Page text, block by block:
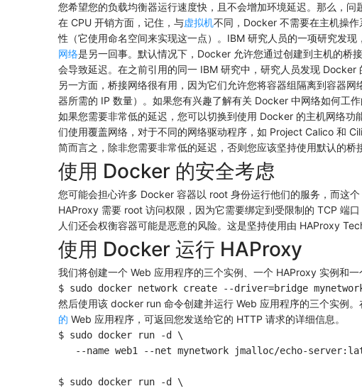
您希望您的负载均衡器运行速度快，且不会增加环境延迟。那么，
在 CPU 开销方面，记住，与虚拟机不同，Docker 不需要在主机操
性（它使用命名空间来实现这一点）。IBM 研究人员的一项研究发
网络是另一回事。默认情况下，Docker 允许您通过创建到主机的桥
会导致延迟。在之前引用的同一 IBM 研究中，研究人员发现
另一方面，桥接网络很有用，因为它们允许您将容器组隔离到容器
器所需的 IP 数量）。如果您有兴趣了解有关 Docker 中网络如何工
如果您需要非常低的延迟，您可以切换到使用 Docker 的主机网络
们使用覆盖网络，对于不同的网络驱动程序，如 Project Calico 和
简而言之，除非您需要非常低的延迟，否则您应该坚持使用默认的
使用 Docker 的安全考虑
您可能会担心许多 Docker 容器以 root 身份运行他们的服务，而这
HAProxy 需要 root 访问权限，因为它需要绑定到受限制的 TCP 端
人们还会权衡容器可能是恶意的风险。这是坚持使用由 HAProxy
使用 Docker 运行 HAProxy
我们将创建一个 Web 应用程序的三个实例、一个 HAProxy 实例和
然后使用该 docker run 命令创建并运行 Web 应用程序的三个实例
的 Web 应用程序，可返回您发送给它的 HTTP 请求的详细信息。
$ sudo docker run -d \
--name web1 --net mynetwork jmalloc/echo-
$ sudo docker run -d \